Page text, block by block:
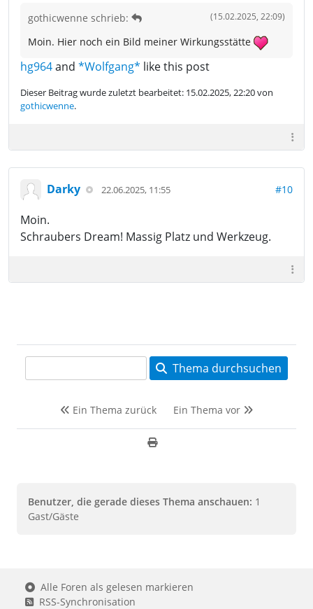
(15.02.2025, 22:09)
gothicwenne schrieb:
Moin. Hier noch ein Bild meiner Wirkungsstätte
hg964and *Wolfgang* like this post
Dieser Beitrag wurde zuletzt bearbeitet: 15.02.2025, 22:20 von
gothicwenne.
Darky 22.06.2025, 11:55 #10
Moin.
Schraubers Dream! Massig Platz und Werkzeug.
Thema durchsuchen
Ein Thema zurück Ein Thema vor
Benutzer, die gerade dieses Thema anschauen: 1
Gast/Gäste
Alle Foren als gelesen markieren
RSS-Synchronisation